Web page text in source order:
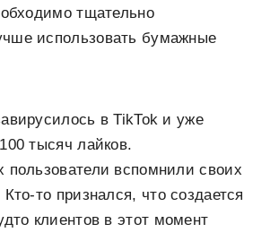
тщательно
использовать бумажные
в TikTok и уже
тысяч лайков.
пользователи вспомнили своих
то признался, что создается
клиентов в этот момент